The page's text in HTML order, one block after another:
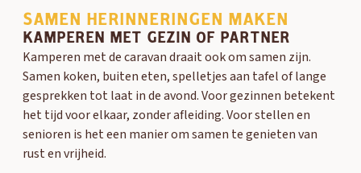
SAMEN HERINNERINGEN MAKEN
KAMPEREN MET GEZIN OF PARTNER
Kamperen met de caravan draait ook om samen zijn.
Samen koken, buiten eten, spelletjes aan tafel of lange
gesprekken tot laat in de avond. Voor gezinnen betekent
het tijd voor elkaar, zonder afleiding. Voor stellen en
senioren is het een manier om samen te genieten van
rust en vrijheid.